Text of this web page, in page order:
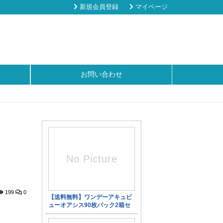
新規会員登録 マイページ
お問い合わせ
199 0